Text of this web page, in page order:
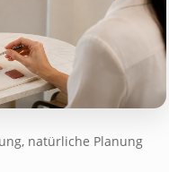
natürliche Planung